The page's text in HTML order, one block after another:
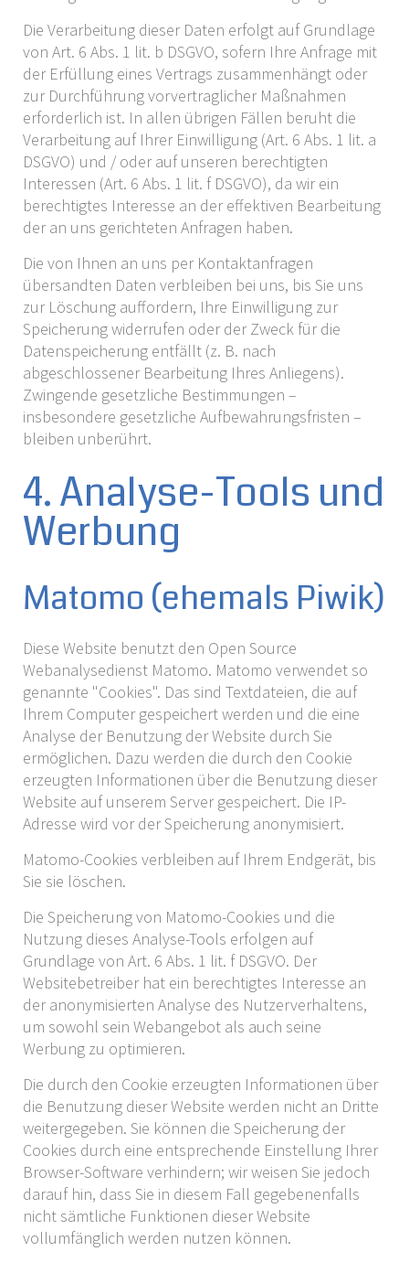
Die Verarbeitung dieser Daten erfolgt auf Grundlage
von Art. 6 Abs. 1 lit. b DSGVO, sofern Ihre Anfrage mit
der Erfüllung eines Vertrags zusammenhängt oder
zur Durchführung vorvertraglicher Maßnahmen
erforderlich ist. In allen übrigen Fällen beruht die
Verarbeitung auf Ihrer Einwilligung (Art. 6 Abs. 1 lit. a
DSGVO) und / oder auf unseren berechtigten
Interessen (Art. 6 Abs. 1 lit. f DSGVO), da wir ein
berechtigtes Interesse an der effektiven Bearbeitung
der an uns gerichteten Anfragen haben.
Die von Ihnen an uns per Kontaktanfragen
übersandten Daten verbleiben bei uns, bis Sie uns
zur Löschung auffordern, Ihre Einwilligung zur
Speicherung widerrufen oder der Zweck für die
Datenspeicherung entfällt (z. B. nach
abgeschlossener Bearbeitung Ihres Anliegens).
Zwingende gesetzliche Bestimmungen –
insbesondere gesetzliche Aufbewahrungsfristen –
bleiben unberührt.
4. Analyse-Tools und
Werbung
Matomo (ehemals Piwik)
Diese Website benutzt den Open Source
Webanalysedienst Matomo. Matomo verwendet so
genannte "Cookies". Das sind Textdateien, die auf
Ihrem Computer gespeichert werden und die eine
Analyse der Benutzung der Website durch Sie
ermöglichen. Dazu werden die durch den Cookie
erzeugten Informationen über die Benutzung dieser
Website auf unserem Server gespeichert. Die IP-
Adresse wird vor der Speicherung anonymisiert.
Matomo-Cookies verbleiben auf Ihrem Endgerät, bis
Sie sie löschen.
Die Speicherung von Matomo-Cookies und die
Nutzung dieses Analyse-Tools erfolgen auf
Grundlage von Art. 6 Abs. 1 lit. f DSGVO. Der
Websitebetreiber hat ein berechtigtes Interesse an
der anonymisierten Analyse des Nutzerverhaltens,
um sowohl sein Webangebot als auch seine
Werbung zu optimieren.
Die durch den Cookie erzeugten Informationen über
die Benutzung dieser Website werden nicht an Dritte
weitergegeben. Sie können die Speicherung der
Cookies durch eine entsprechende Einstellung Ihrer
Browser-Software verhindern; wir weisen Sie jedoch
darauf hin, dass Sie in diesem Fall gegebenenfalls
nicht sämtliche Funktionen dieser Website
vollumfänglich werden nutzen können.